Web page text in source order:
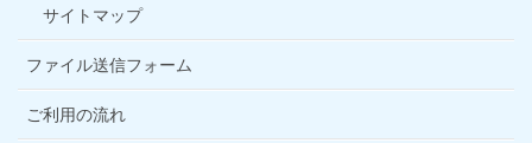
サイトマップ
ファイル送信フォーム
ご利用の流れ